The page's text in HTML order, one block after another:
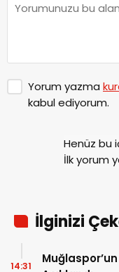
Yorum yazma
kabul ediyorum.
Henüz bu
İlk yorum
İlginizi
14:31